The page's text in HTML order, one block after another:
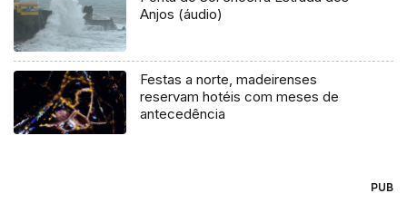
Anjos (áudio)
Festas a norte, madeirenses
reservam hotéis com meses de
antecedência
PUB